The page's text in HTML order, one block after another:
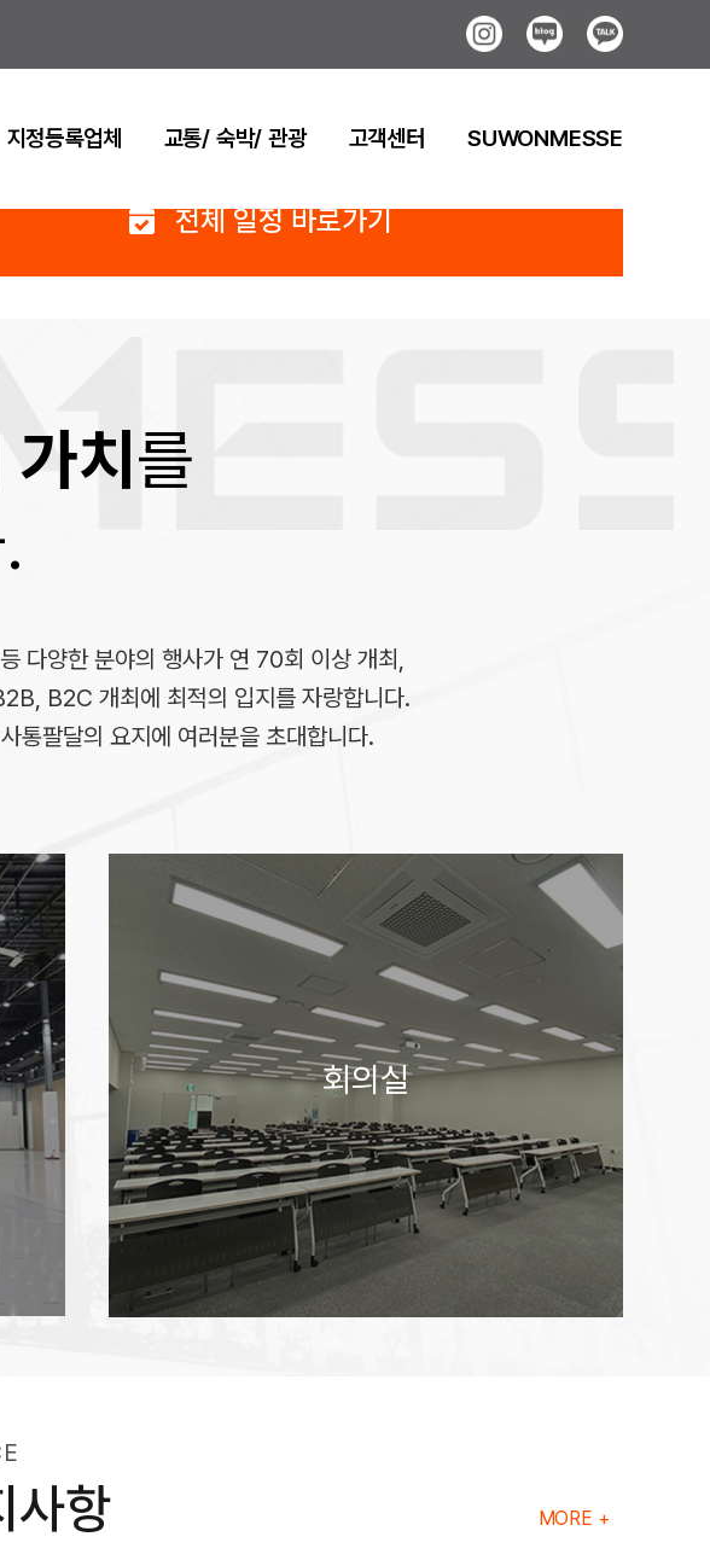
Instagram
BlogKakao
지정등록업체 교통/ 숙박/ 관광 고객센터 SUWONMESSE
전체 일정 바로가기
가치 를
다양한 분야의 행사가 연 70회 이상 개최,
B2C 개최에 최적의 입지를 자랑합니다.
통팔달의 요지에 여러분을 초대합니다.
로비
회의실
사항 MORE +